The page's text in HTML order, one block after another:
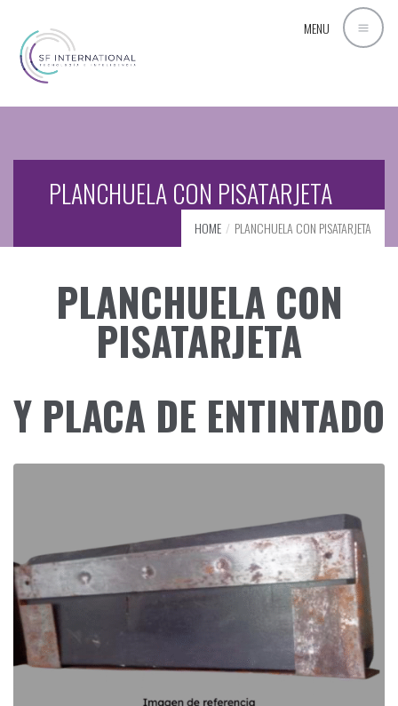
MENU
PLANCHUELA CON PISATARJETA
HOME PLANCHUELA CON PISATARJETA
PLANCHUELA CON
PISATARJETA
Y PLACA DE ENTINTADO